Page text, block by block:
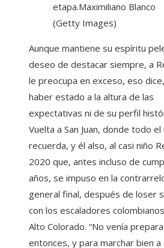
etapa.Maximiliano Blanco
(Getty Images)
Aunque mantiene su espíritu
deseo de destacar siempre, a
le preocupa en exceso, eso
haber estado a la altura de las
expectativas ni de su perfil
Vuelta a San Juan, donde todo el
recuerda, y él also, al casi niño
2020 que, antes incluso de
años, se impuso en la
general final, después de loser
con los escaladores
Alto Colorado. “No venía
entonces, y para marchar bien a